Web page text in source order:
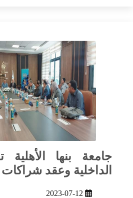
جامعة بنها الأهلية
الداخلية وعقد شراكات
2023-07-12